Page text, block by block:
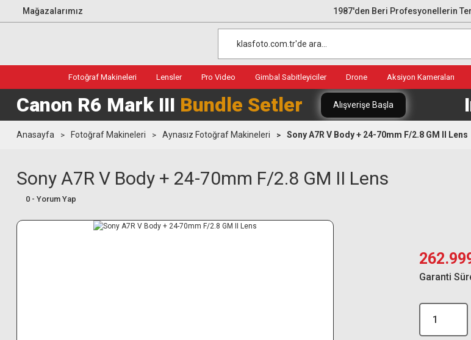
Mağazalarımız 1987'den Beri Profesyonellerin
Fotoğraf Makineleri Lensler Pro Video Gimbal Sabitleyiciler Drone Aksiyon Kameraları
Canon R6 Mark III Bundle Setler Alışverişe Başla
Anasayfa Fotoğraf Makineleri Aynasız Fotoğraf Makineleri Sony A7R V Body + 24-70mm F/2.8 GM II Lens
Sony A7R V Body + 24-70mm F/2.8 GM II Lens
0 - Yorum Yap
Garanti